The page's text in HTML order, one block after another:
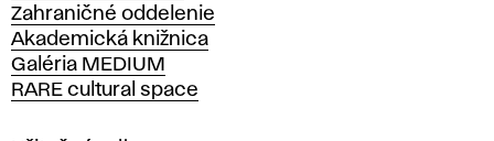
á
š
k
o
Zahraničné oddelenie
Akademická knižnica
Galéria MEDIUM
RARE cultural space